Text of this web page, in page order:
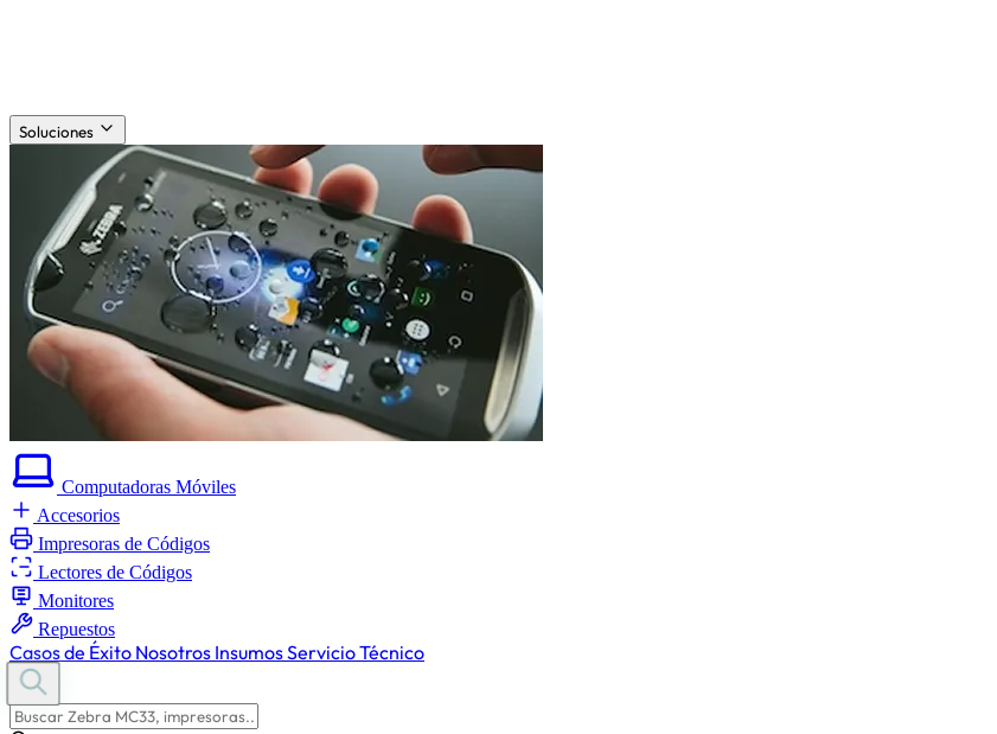
Soluciones
Computadoras Móviles
Accesorios
Impresoras de Códigos
Lectores de Códigos
Monitores
Repuestos
Casos de Éxito Nosotros InsumosServicio Técnico